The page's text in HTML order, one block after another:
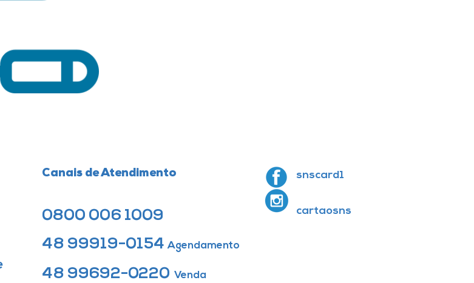
Canais de Atendimento
0800 006 1009
48 99919-0154Agendamento
48 99692-0220 Venda
snscard1
cartaosns